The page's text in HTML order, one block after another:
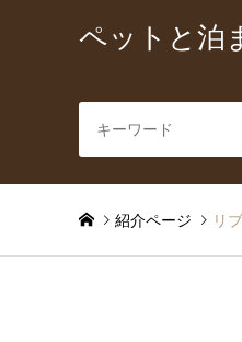
ペットと泊
紹介ページ リ